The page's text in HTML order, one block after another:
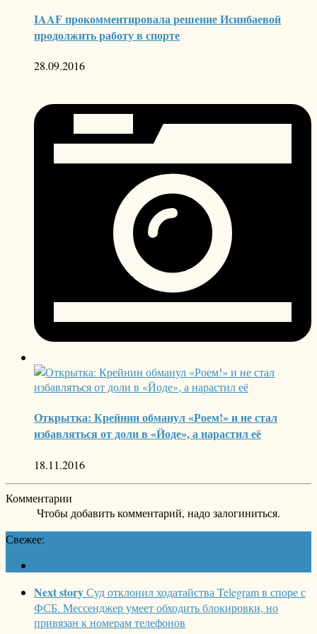
IAAF прокомментировала решение Исинбаевой
продолжить работу в спорте
28.09.2016
Открытка: Крейнин обманул «Роем!» и не стал
избавляться от доли в «Йоде», а нарастил её
18.11.2016
Комментарии
Чтобы добавить комментарий, надо залогиниться.
Свежее:
Next storyСуд отклонил ходатайства Telegram в споре с
ФСБ. Мессенджер умеет обходить блокировки, но
привязан к номерам телефонов